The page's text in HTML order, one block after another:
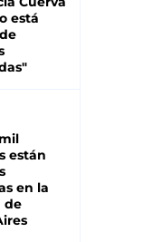
está
están
en la
de